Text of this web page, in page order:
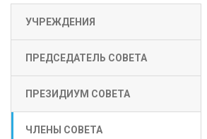
УЧРЕЖДЕНИЯ
ПРЕДСЕДАТЕЛЬ СОВЕТА
ПРЕЗИДИУМ СОВЕТА
ЧЛЕНЫ СОВЕТА